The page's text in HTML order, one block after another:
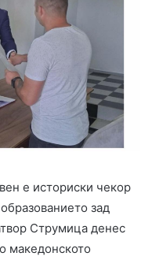
е историски чекор
зад
Струмица денес
македонското